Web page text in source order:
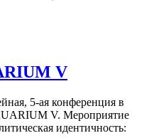
V
5-ая конференция в
V. Мероприятие
идентичность: